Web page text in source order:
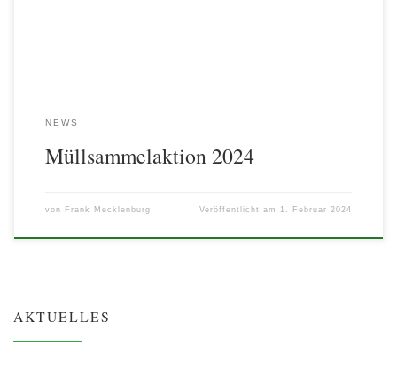
NEWS
Müllsammelaktion 2024
von Frank Mecklenburg Veröffentlicht am 1. Februar 2024
AKTUELLES